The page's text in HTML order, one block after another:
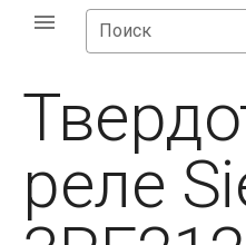
Поиск
реле